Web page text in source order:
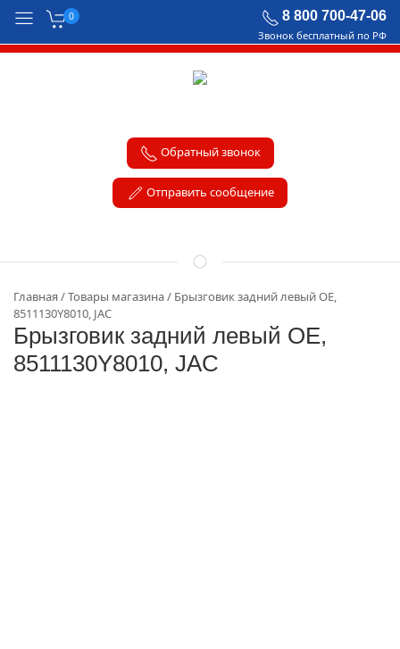
0 8 800 700-47-06
Звонок бесплатный по РФ
Обратный звонок
Отправить сообщение
Главная Товары магазина
Брызговик задний левый OE,
8511130Y8010, JAC
Брызговик задний левый OE,
8511130Y8010, JAC